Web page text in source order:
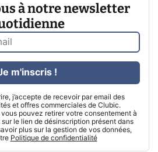
à notre newsletter
j’accepte de recevoir par email des
et offres commerciales de Clubic.
vous pouvez retirer votre consentement à
le lien de désinscription présent dans
plus sur la gestion de vos données,
Politique de confidentialité
m'inscris !